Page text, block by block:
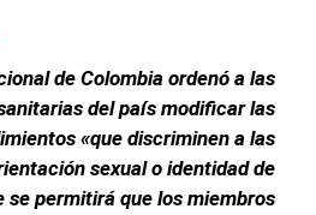
de Colombia ordenó a las
del país modificar las
«que discriminen a las
sexual o identidad de
se permitirá que los miembros